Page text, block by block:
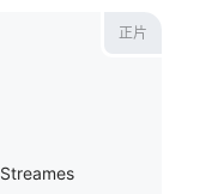
正片
Streames